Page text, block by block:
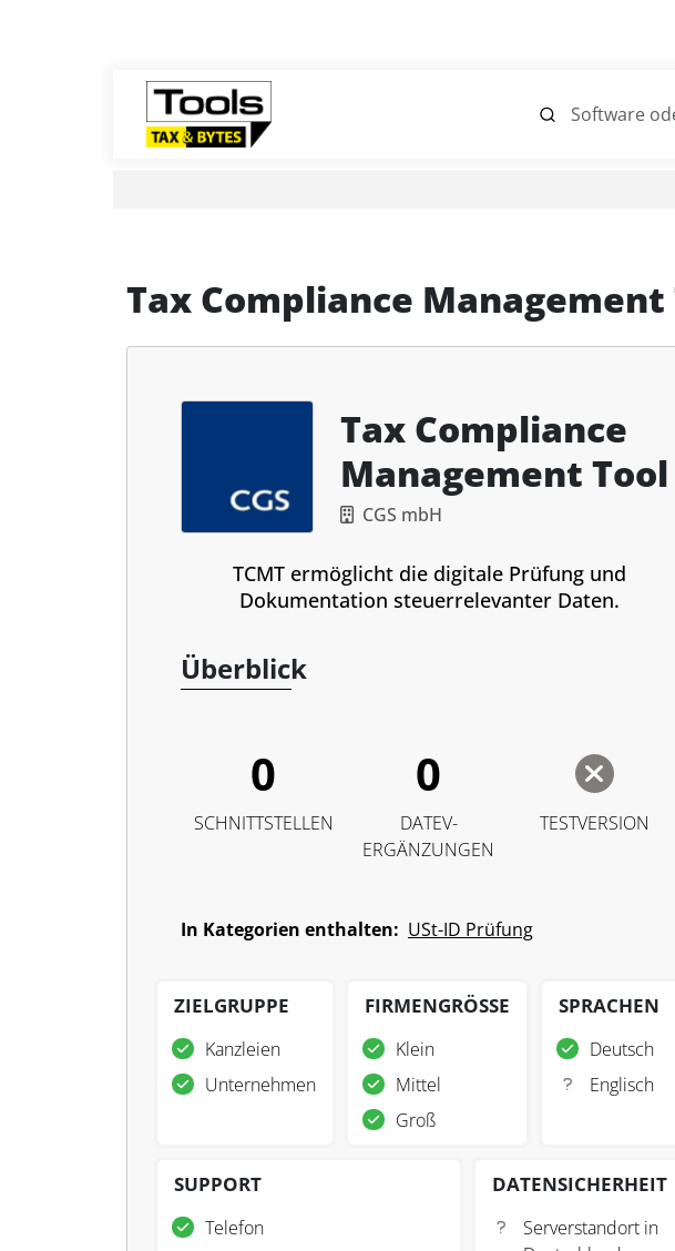
Tax Compliance Management
Tax Compliance
Management Tool
CGS mbH
TCMT ermöglicht die digitale Prüfung und
Dokumentation steuerrelevanter Daten.
Überblick
0
SCHNITTSTELLEN
0
DATEV-
ERGÄNZUNGEN
TESTVERSION
In Kategorien enthalten: USt-ID Prüfung
ZIELGRUPPE
Kanzleien
Unternehmen
FIRMENGRÖSSE
Klein
Mittel
Groß
SPRACHEN
Deutsch
Englisch
SUPPORT
Telefon
DATENSICHERHEIT
Serverstandort in